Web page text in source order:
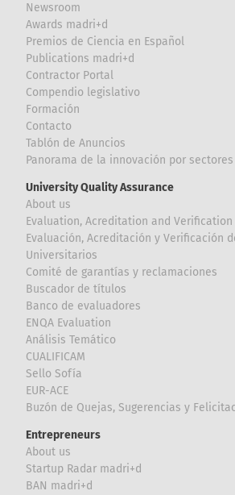
Newsroom
Awards madri+d
Premios de Ciencia en Español
Publications madri+d
Contractor Portal
Compendio legislativo
Formación
Contacto
Tablón de Anuncios
Panorama de la innovación por
University Quality Assurance
About us
Evaluation, Acreditation and Verification
Evaluación, Acreditación y Verificación
Universitarios
Comité de garantías y reclamaciones
Buscador de títulos
Banco de evaluadores
ENQA Evaluation
Análisis Temático
CUALIFICAM
Sello Sofía
EUR-ACE
Buzón de Quejas, Sugerencias y
Entrepreneurs
About us
Startup Radar madri+d
BAN madri+d